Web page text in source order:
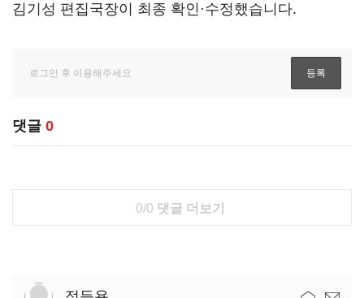
김기성 편집국장이 최종 확인·수정했습니다.
댓글 0
0/0 댓글 더보기